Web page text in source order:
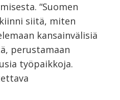
“Suomen
siitä, miten
kansainvälisiä
perustamaan
työpaikkoja.